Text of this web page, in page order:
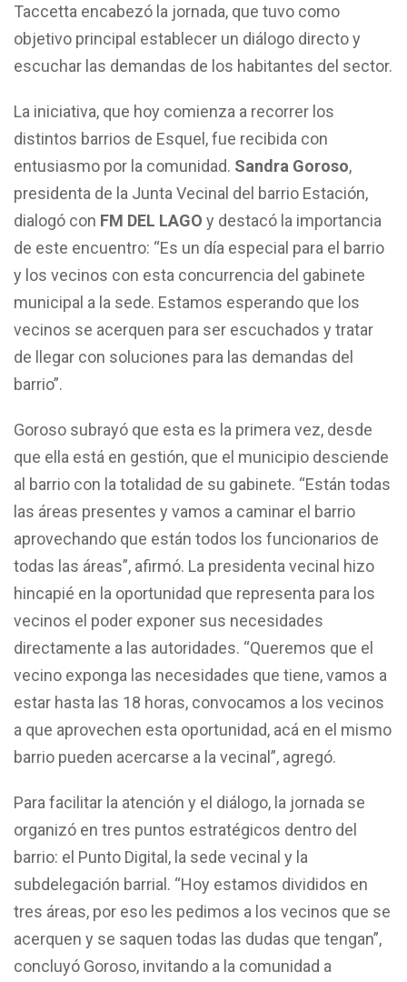
Taccetta encabezó la jornada, que tuvo como
objetivo principal establecer un diálogo directo y
escuchar las demandas de los habitantes del sector.
La iniciativa, que hoy comienza a recorrer los
distintos barrios de Esquel, fue recibida con
entusiasmo por la comunidad. Sandra Goroso,
presidenta de la Junta Vecinal del barrio Estación,
dialogó con FM DEL LAGO y destacó la importancia
de este encuentro: “Es un día especial para el barrio
y los vecinos con esta concurrencia del gabinete
municipal a la sede. Estamos esperando que los
vecinos se acerquen para ser escuchados y tratar
de llegar con soluciones para las demandas del
barrio”.
Goroso subrayó que esta es la primera vez, desde
que ella está en gestión, que el municipio desciende
al barrio con la totalidad de su gabinete. “Están todas
las áreas presentes y vamos a caminar el barrio
aprovechando que están todos los funcionarios de
todas las áreas”, afirmó. La presidenta vecinal hizo
hincapié en la oportunidad que representa para los
vecinos el poder exponer sus necesidades
directamente a las autoridades. “Queremos que el
vecino exponga las necesidades que tiene, vamos a
estar hasta las 18 horas, convocamos a los vecinos
a que aprovechen esta oportunidad, acá en el mismo
barrio pueden acercarse a la vecinal”, agregó.
Para facilitar la atención y el diálogo, la jornada se
organizó en tres puntos estratégicos dentro del
barrio: el Punto Digital, la sede vecinal y la
subdelegación barrial. “Hoy estamos divididos en
tres áreas, por eso les pedimos a los vecinos que se
acerquen y se saquen todas las dudas que tengan”,
concluyó Goroso, invitando a la comunidad a